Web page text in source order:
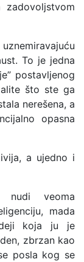
To je jedna
postavljenog
što ste ga
nerešena, a
opasna
a ujedno i
nudi veoma
mada
koja ju je
zbrzan kao
posla kog se